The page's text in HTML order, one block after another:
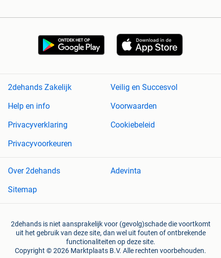
2dehands Zakelijk
Veilig en Succesvol
Help en info
Voorwaarden
Privacyverklaring
Cookiebeleid
Privacyvoorkeuren
Over 2dehands
Adevinta
Sitemap
2dehands is niet aansprakelijk voor (gevolg)schade die voortkomt
uit het gebruik van deze site, dan wel uit fouten of ontbrekende
functionaliteiten op deze site.
Copyright © 2026 Marktplaats B.V. Alle rechten voorbehouden.